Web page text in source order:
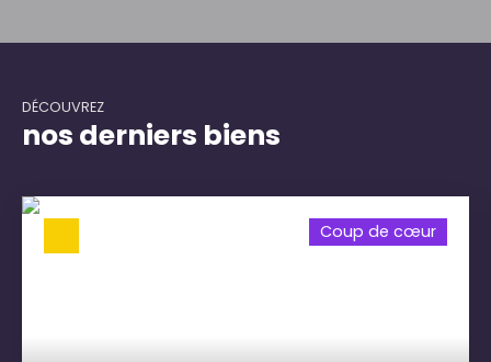
DÉCOUVREZ
nos derniers biens
Coup de cœur